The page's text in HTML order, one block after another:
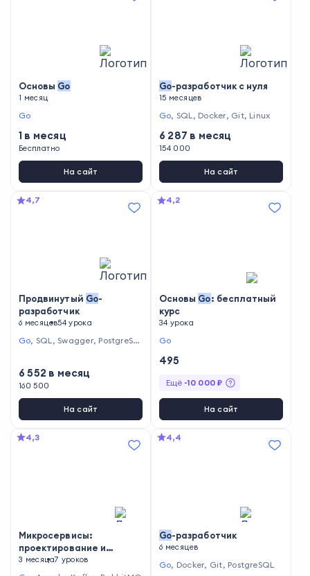
Основы Go
1 месяц
Go
1 в месяц
Бесплатно
На сайт
Go-разработчик с нуля
15 месяцев
Go, SQL, Docker, Git, Linux
6 287 в месяц
154 000
На сайт
4,7
Продвинутый Go-
разработчик
6 месяцев54 урока
Go, SQL ,Swagger, PostgreSQ
6 552 в месяц
160 500
На сайт
4,2
Основы Go: бесплатный
курс
34 урока
Go
495
Ещё -10 000₽
На сайт
4,3
Микросервисы:
проектирование и
интеграция на
3 месяца7 уроков
4,4
Go-разработчик
6 месяцев
Go, Docker, Git, PostgreSQL